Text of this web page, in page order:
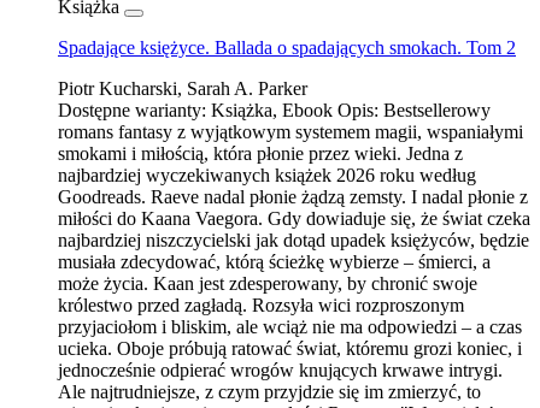
Książka
Spadające księżyce. Ballada o spadających smokach. Tom 2
Piotr Kucharski, Sarah A. Parker
Dostępne warianty: Książka, Ebook Opis: Bestsellerowy
romans fantasy z wyjątkowym systemem magii, wspaniałymi
smokami i miłością, która płonie przez wieki. Jedna z
najbardziej wyczekiwanych książek 2026 roku według
Goodreads. Raeve nadal płonie żądzą zemsty. I nadal płonie z
miłości do Kaana Vaegora. Gdy dowiaduje się, że świat czeka
najbardziej niszczycielski jak dotąd upadek księżyców, będzie
musiała zdecydować, którą ścieżkę wybierze – śmierci, a
może życia. Kaan jest zdesperowany, by chronić swoje
królestwo przed zagładą. Rozsyła wici rozproszonym
przyjaciołom i bliskim, ale wciąż nie ma odpowiedzi – a czas
ucieka. Oboje próbują ratować świat, któremu grozi koniec, i
jednocześnie odpierać wrogów knujących krwawe intrygi.
Ale najtrudniejsze, z czym przyjdzie się im zmierzyć, to